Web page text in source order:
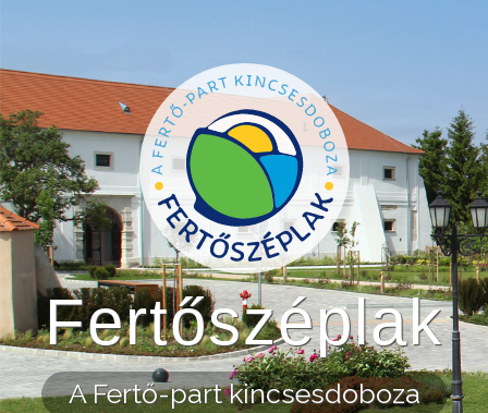
Fertőszéplak
A Fertő-part kincsesdoboza